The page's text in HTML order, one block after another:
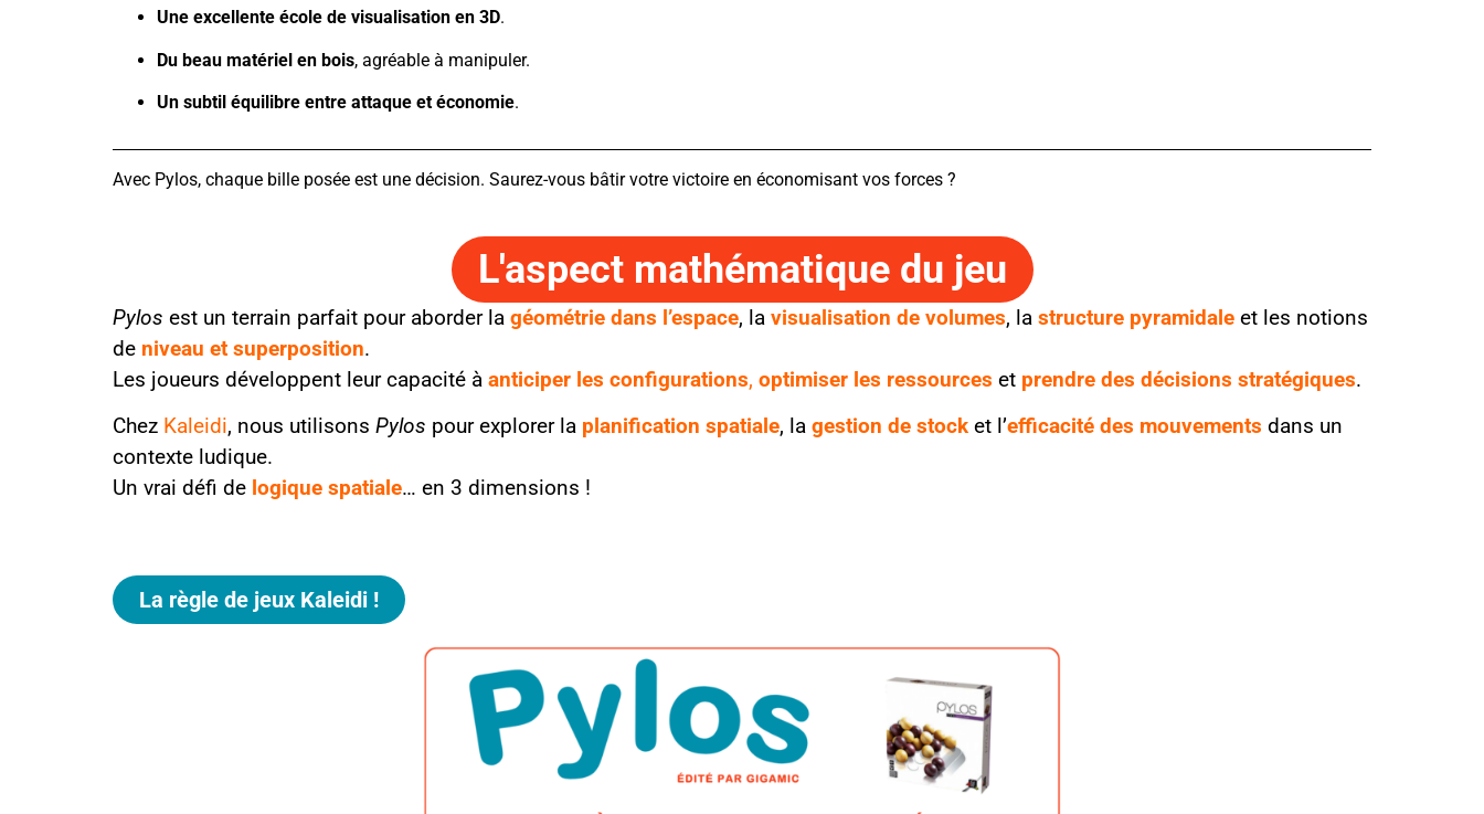
Une excellente école de visualisation en 3D.
Du beau matériel en bois, agréable à manipuler.
Un subtil équilibre entre attaque et économie.
Avec Pylos, chaque bille posée est une décision. Saurez-vous bâtir votre victoire en économisant vos forces ?
L'aspect mathématique du jeu
Pylos est un terrain parfait pour aborder la géométrie dans l’espace, la visualisation de volumes, la structure pyramidale et les notions
de niveau et superposition.
Les joueurs développent leur capacité à anticiper les configurations, optimiser les ressources et prendre des décisions stratégiques.
Chez Kaleidi, nous utilisons Pylos pour explorer la planification spatiale, la gestion de stock et l’efficacité des mouvements dans un
contexte ludique.
Un vrai défi de logique spatiale… en 3 dimensions !
La règle de jeux Kaleidi !